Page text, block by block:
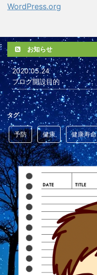
WordPress.org
お知らせ
2020.05.24
ブログ開設目的
タグ
予防 健康 健康寿命